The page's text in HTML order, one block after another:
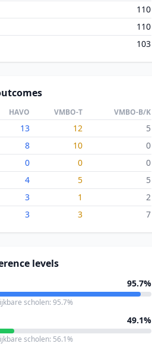
110
110
103
HAVO VMBO-T VMBO-B/K
13 12
5
8 10
0
0 0
0
4 5
5
3 1
2
3 3 7
levels
95.7%
scholen: 95.7%
49.1%
scholen: 56.1%